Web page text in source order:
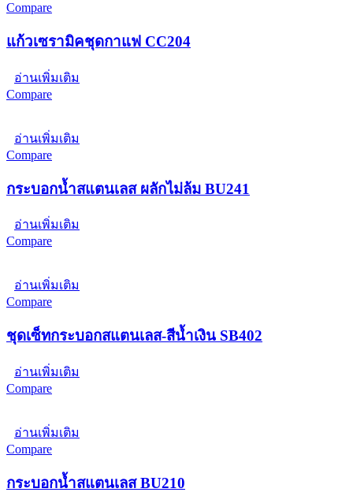
Compare
แก้วเซรามิคชุดกาแฟ CC204
อ่านเพิ่มเติม
Compare
อ่านเพิ่มเติม
Compare
กระบอกน้ำสแตนเลส ผลักไม่ล้ม BU241
อ่านเพิ่มเติม
Compare
อ่านเพิ่มเติม
Compare
ชุดเซ็ทกระบอกสแตนเลส-สีน้ำเงิน SB402
อ่านเพิ่มเติม
Compare
อ่านเพิ่มเติม
Compare
กระบอกน้ำสแตนเลส BU210